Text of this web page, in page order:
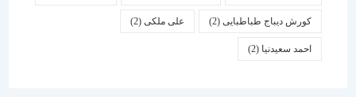
کورش دیباج طباطبایی(2) علی ملکی(2)
احمد سعیدنیا (2)